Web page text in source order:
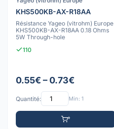
KHS500KB-AX-R18AA
Résistance Yageo (vitrohm) Europe
KHS500KB-AX-R18AA 0.18 Ohms
5W Through-hole
110
0.55€ – 0.73€
Quantité: Min: 1